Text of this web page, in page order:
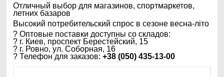
Отличный выбор для магазинов, спортмаркетов,
летних базаров
Высокий потребительский спрос в сезоне весна-літо
? Оптовые поставки доступны со складов:
? г. Киев, проспект Берестейский, 15
? г. Ровно, ул. Соборная, 16
? Телефон для заказов:+38 (050) 435-13-00